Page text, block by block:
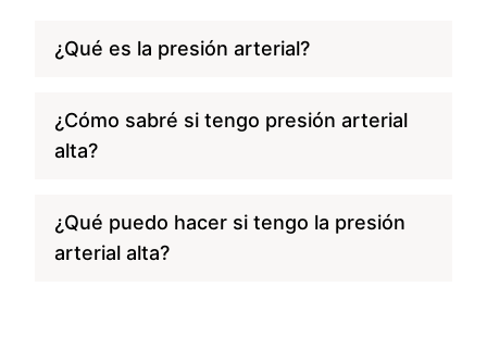
¿Qué es la presión arterial?
¿Cómo sabré si tengo presión arterial
alta?
¿Qué puedo hacer si tengo la presión
arterial alta?